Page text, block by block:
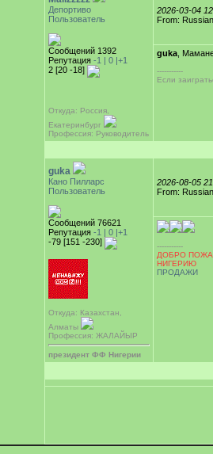
Депортиво
Пользователь
Сообщений 1392
Репутация -1 | 0 |+1
2 [20 -18]
Откуда: Россия,
Екатеринбург
Профессия: Руководитель
2026-03-04
From:
guka ,
-----------
Если
guka
Кано Пилларс
Пользователь
Сообщений 76621
Репутация -1 | 0 |+1
-79 [151 -230]
Откуда: Казахстан,
Алматы
Профессия: ЖАЛАЙЫР
президент ФФ Нигерии
2026-08-05
From:
-----------
ДОБРО
НИГЕРИЮ
ПРОДАЖИ